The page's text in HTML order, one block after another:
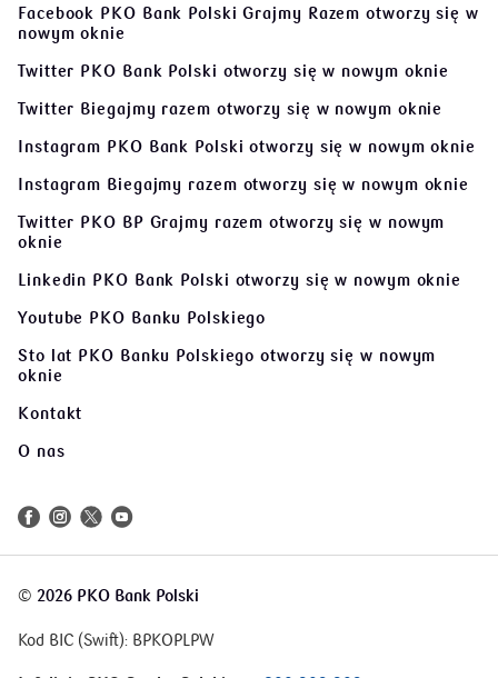
Facebook PKO Bank Polski Grajmy Razemotworzy się w
nowym oknie
Twitter PKO Bank Polski otworzy się w nowym oknie
Twitter Biegajmy razem otworzy się w nowym oknie
Instagram PKO Bank Polski otworzy się w nowym oknie
Instagram Biegajmy razem otworzy się w nowym oknie
Twitter PKO BP Grajmy razem otworzy się w nowym
oknie
Linkedin PKO Bank Polski otworzy się w nowym oknie
Youtube PKO Banku Polskiego
Sto lat PKO Banku Polskiego otworzy się w nowym
oknie
Kontakt
O nas
© 2026 PKO Bank Polski
Kod BIC (Swift): BPKOPLPW